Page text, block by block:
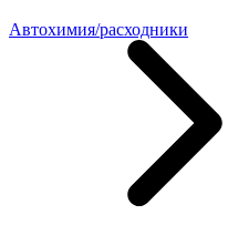
Автохимия/расходники